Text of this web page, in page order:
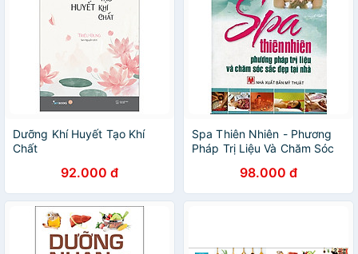
Dưỡng Khí Huyết Tạo Khí
Chất
92.000 đ
Spa Thiên Nhiên - Phương
Pháp Trị Liệu Và Chăm Sóc
98.000 đ